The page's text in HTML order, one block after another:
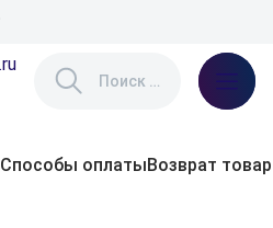
Способы оплатыВозврат